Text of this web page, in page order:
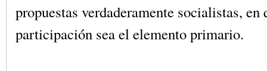
propuestas verdaderamente socialistas, en
participación sea el elemento primario.